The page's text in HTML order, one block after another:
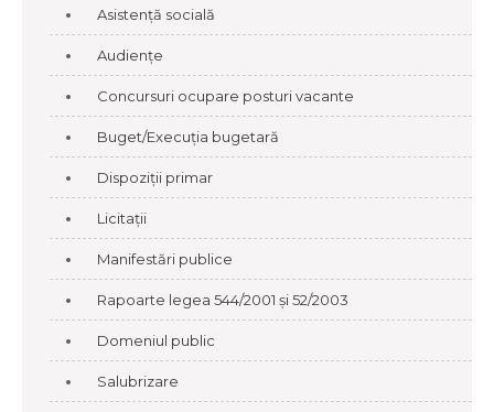
Asistență socială
Audiențe
Concursuri ocupare posturi vacante
Buget/Execuția bugetară
Dispoziții primar
Licitații
Manifestări publice
Rapoarte legea 544/2001 și 52/2003
Domeniul public
Salubrizare